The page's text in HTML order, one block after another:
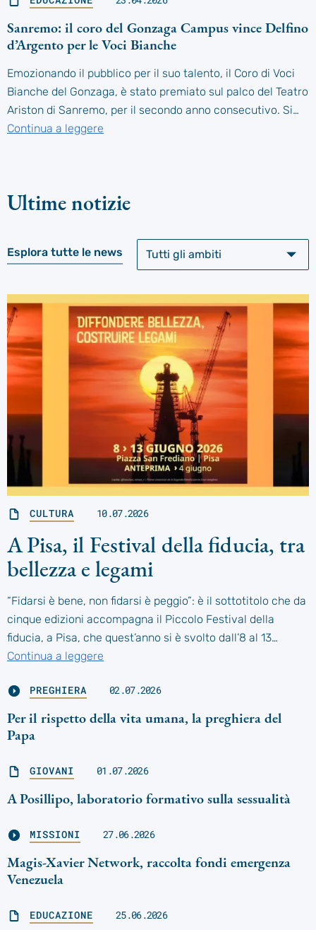
Sanremo: il coro del Gonzaga Campus vince Delfino
d’Argento per le Voci Bianche
Emozionando il pubblico per il suo talento, il Coro di Voci
Bianche del Gonzaga, è stato premiato sul palco del Teatro
Ariston di Sanremo, per il secondo anno consecutivo. Si…
Continua a leggere
Ultime notizie
Esplora tutte le news
CULTURA 10.07.2026
A Pisa, il Festival della fiducia, tra
bellezza e legami
“Fidarsi è bene, non fidarsi è peggio”: è il sottotitolo che da
cinque edizioni accompagna il Piccolo Festival della
fiducia, a Pisa, che quest’anno si è svolto dall’8 al 13…
Continua a leggere
PREGHIERA 02.07.2026
Per il rispetto della vita umana, la preghiera del
Papa
GIOVANI 01.07.2026
A Posillipo, laboratorio formativo sulla sessualità
MISSIONI 27.06.2026
Magis-Xavier Network, raccolta fondi emergenza
Venezuela
EDUCAZIONE 25.06.2026